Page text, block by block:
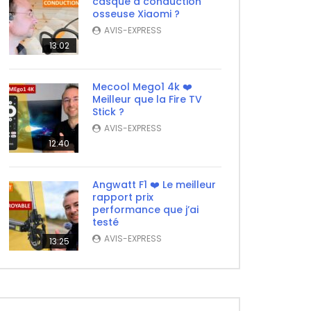
13:02
osseuse Xiaomi ?
AVIS-EXPRESS
12:40
Mecool Mego1 4k ❤️
Meilleur que la Fire TV
Stick ?
AVIS-EXPRESS
13:25
Angwatt F1 ❤️ Le meilleur
rapport prix
performance que j’ai
testé
AVIS-EXPRESS